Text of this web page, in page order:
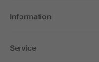
Information
Service